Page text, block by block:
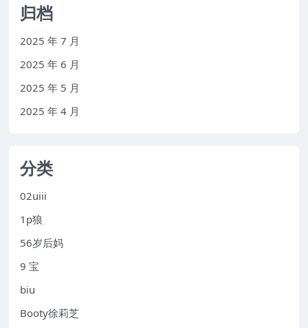
归档
2025 年 7 月
2025 年 6 月
2025 年 5 月
2025 年 4 月
分类
02uiii
1p狼
56岁后妈
9 宝
biu
Booty徐莉芝